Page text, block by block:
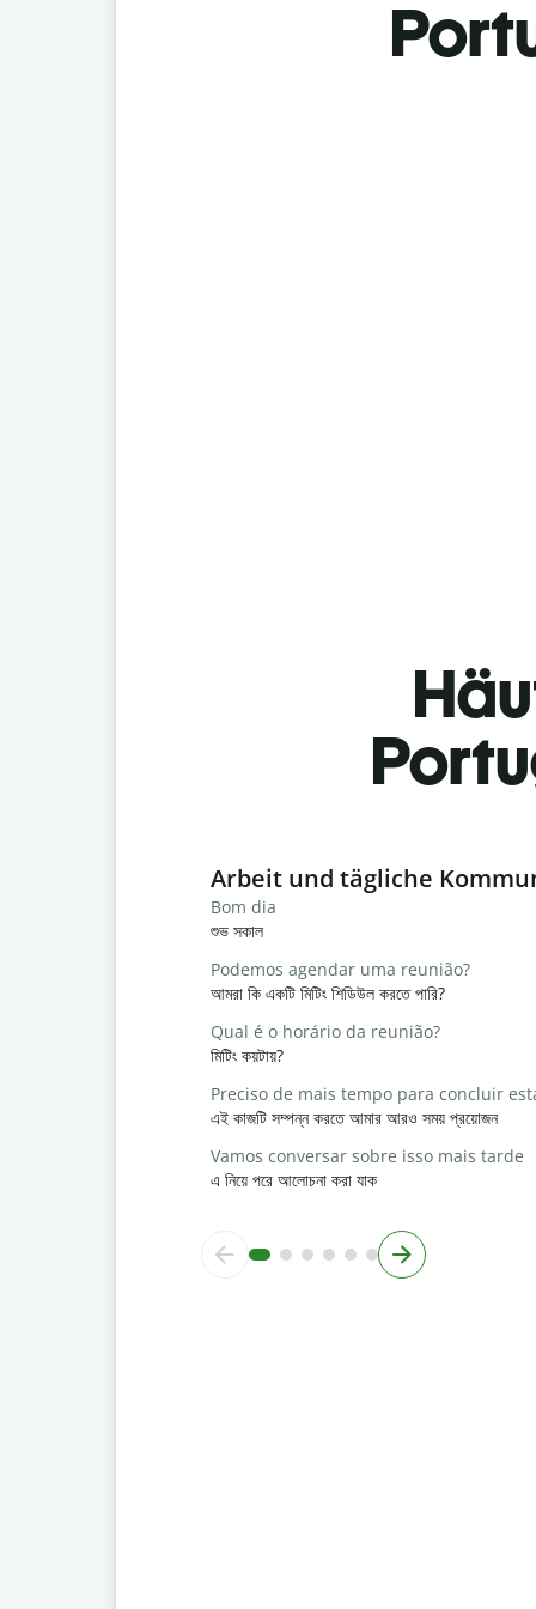
Slide 1 of 6
Arbeit und tägliche
Bom dia
শুভ সকাল
Podemos agendar uma reunião?
আমরা কি একটি মিটিং শিডিউল করতে পারি?
Qual é o horário da reunião?
মিটিং কয়টায়?
Preciso de mais tempo para concluir
এই কাজটি সম্পন্ন করতে আমার আরও সময় প্রয়োজন
Vamos conversar sobre isso mais tarde
এ নিয়ে পরে আলোচনা করা যাক